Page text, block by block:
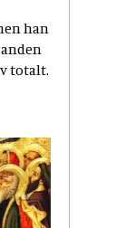
han
totalt.